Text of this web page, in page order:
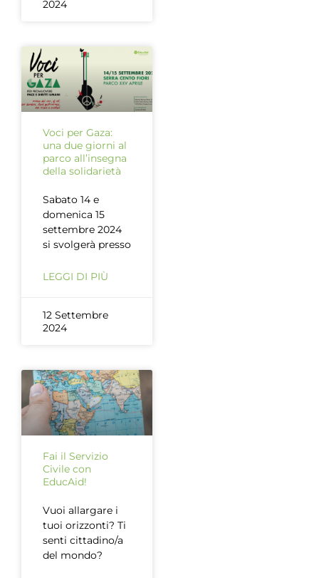
2024
Voci per Gaza:
una due giorni al
parco all’insegna
della solidarietà
Sabato 14 e
domenica 15
settembre 2024
si svolgerà presso
LEGGI DI PIÙ
12 Settembre
2024
Fai il Servizio
Civile con
EducAid!
Vuoi allargare i
tuoi orizzonti? Ti
senti cittadino/a
del mondo?